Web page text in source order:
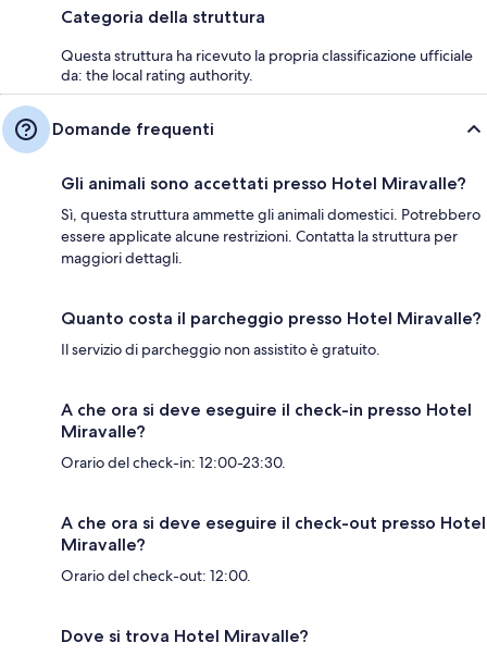
Categoria della struttura
Questa struttura ha ricevuto la propria classificazione ufficiale
da: the local rating authority.
Domande frequenti
Gli animali sono accettati presso Hotel Miravalle?
Sì, questa struttura ammette gli animali domestici. Potrebbero
essere applicate alcune restrizioni. Contatta la struttura per
maggiori dettagli.
Quanto costa il parcheggio presso Hotel Miravalle?
Il servizio di parcheggio non assistito è gratuito.
A che ora si deve eseguire il check-in presso Hotel
Miravalle?
Orario del check-in: 12:00-23:30.
A che ora si deve eseguire il check-out presso Hotel
Miravalle?
Orario del check-out: 12:00.
Dove si trova Hotel Miravalle?